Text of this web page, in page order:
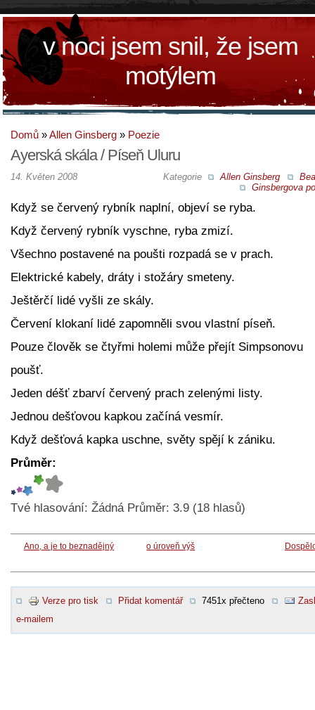
v noci jsem snil, že jsem
motýlem
Domů »Allen Ginsberg » Poezie
Ayerská skála / Píseň Uluru
Kategorie Allen Ginsberg
Ginsbergova
14. Květen 2008
Když se červený rybník naplní, objeví se ryba.
Když červený rybník vyschne, ryba zmizí.
Všechno postavené na poušti rozpadá se v prach.
Elektrické kabely, dráty i stožáry smeteny.
Ještěrčí lidé vyšli ze skály.
Červení klokaní lidé zapomněli svou vlastní píseň.
Pouze člověk se čtyřmi holemi může přejít Simpsonovu
poušť.
Jeden déšť zbarví červený prach zelenými listy.
Jednou dešťovou kapkou začíná vesmír.
Když dešťová kapka uschne, světy spějí k zániku.
Průměr:
Tvé hlasování: Žádná Průměr: 3.9 (18 hlasů)
Ano, a je to beznadějný o úroveň výš
Verze pro tisk Přidat komentář 7451x přečteno
e-mailem